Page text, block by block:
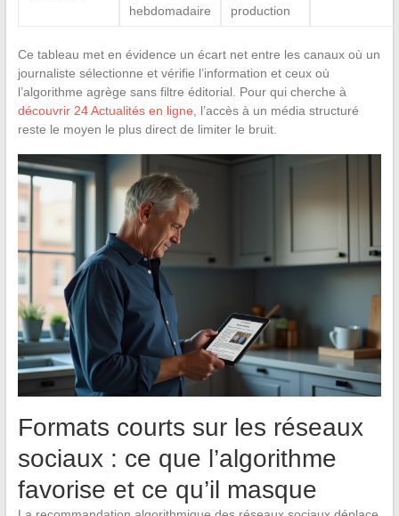
hebdomadaire
production
Ce tableau met en évidence un écart net entre les canaux où un
journaliste sélectionne et vérifie l’information et ceux où
l’algorithme agrège sans filtre éditorial. Pour qui cherche à
découvrir 24 Actualités en ligne , l’accès à un média structuré
reste le moyen le plus direct de limiter le bruit.
Formats courts sur les réseaux
sociaux : ce que l’algorithme
favorise et ce qu’il masque